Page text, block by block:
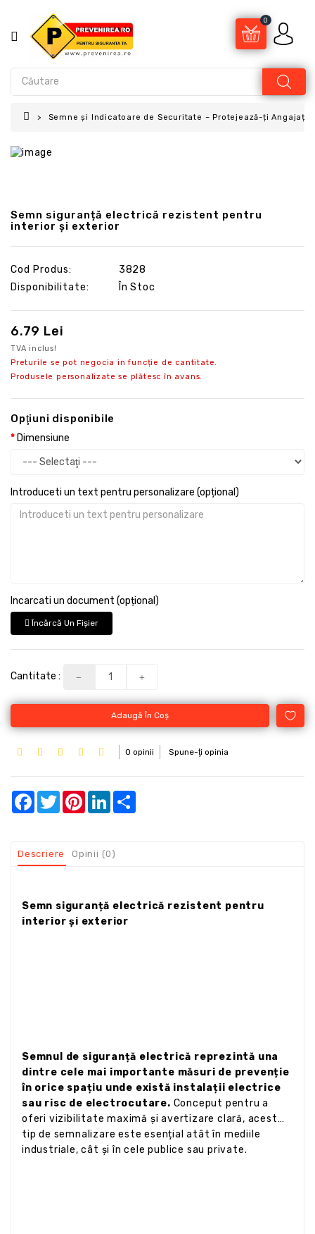
0
Semne și Indicatoare de Securitate – Protejează-ți Angajații
Semn siguranță electrică rezistent pentru
interior și exterior
Cod Produs:
3828
Disponibilitate:
În Stoc
6.79 Lei
TVA inclus!
Preturile se pot negocia in funcție de cantitate.
Produsele personalizate se plătesc în avans.
Opţiuni disponibile
Dimensiune
Introduceti un text pentru personalizare (opțional)
Incarcati un document (opțional)
Încărcă Un Fişier
Cantitate :
Adaugă În Coş
0 opinii Spune-ţi opinia
Facebook
TwitterPinterestLinkedIn
Descriere Opinii (0)
Semn siguranță electrică rezistent pentru
interior și exterior
Semnul de siguranță electrică reprezintă una
dintre cele mai importante măsuri de prevenție
în orice spațiu unde există instalații electrice
sau risc de electrocutare. Conceput pentru a
oferi vizibilitate maximă și avertizare clară, acest
tip de semnalizare este esențial atât în mediile
industriale, cât și în cele publice sau private.